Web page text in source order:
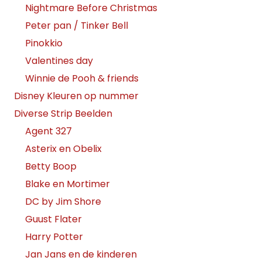
Nightmare Before Christmas
Peter pan / Tinker Bell
Pinokkio
Valentines day
Winnie de Pooh & friends
Disney Kleuren op nummer
Diverse Strip Beelden
Agent 327
Asterix en Obelix
Betty Boop
Blake en Mortimer
DC by Jim Shore
Guust Flater
Harry Potter
Jan Jans en de kinderen